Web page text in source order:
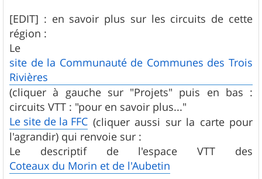
[EDIT] : en savoir plus sur les circuits de cette
région :
Le
site de la Communauté de Communes des Trois
Rivières
(cliquer à gauche sur "Projets" puis en bas :
circuits VTT : "pour en savoir plus..."
Le site de la FFC (cliquer aussi sur la carte pour
l'agrandir) qui renvoie sur :
Le descriptif de l'espace VTT des
Coteaux du Morin et de l'Aubetin